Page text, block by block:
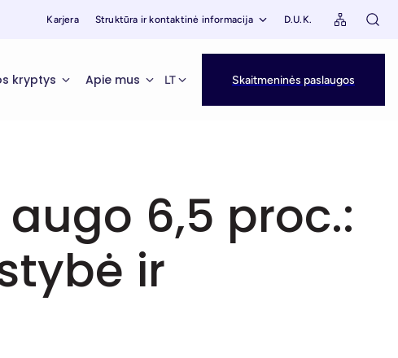
Karjera Struktūra ir kontaktinė informacija D.U.K.
kryptys Apie mus LT Skaitmeninės paslaugos
6,5 proc.:
ir